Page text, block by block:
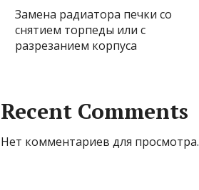
Замена радиатора печки со
снятием торпеды или с
разрезанием корпуса
Recent Comments
Нет комментариев для просмотра.